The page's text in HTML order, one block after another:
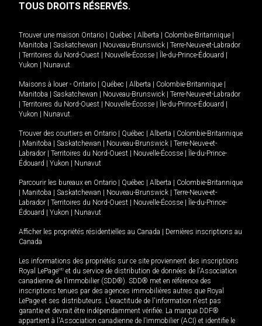
TOUS DROITS RÉSERVÉS.
Trouver une maison Ontario Québec Alberta Colombie-Britannique
Manitoba
Saskatchewan Nouveau-Brunswick
Terre-Neuve-et-Labrador
Territoires du Nord-Ouest Nouvelle-Écosse Île-du-Prince-Édouard
Yukon
Nunavut.
Maisons à louer - Ontario Québec Alberta Colombie-Britannique
Manitoba
Saskatchewan Nouveau-Brunswick
Terre-Neuve-et-Labrador
Territoires du Nord-Ouest Nouvelle-Écosse Île-du-Prince-Édouard
Yukon
Nunavut.
Trouver des courtiers en Ontario Québec Alberta
Colombie-Britannique
Manitoba Saskatchewan Nouveau-Brunswick
Terre-Neuve-et-
Labrador
Territoires du Nord-Ouest Nouvelle-Écosse
Île-du-Prince-
Édouard
Yukon Nunavut
Parcourir les bureaux en Ontario Québec Alberta
Colombie-Britannique
Manitoba Saskatchewan Nouveau-Brunswick
Terre-Neuve-et-
Labrador
Territoires du Nord-Ouest Nouvelle-Écosse
Île-du-Prince-
Édouard
Yukon Nunavut
Afficher les propriétés résidentielles au Canada
Dernières inscriptions au
Canada
Les informations des propriétés sur ce site proviennent des inscriptions
Royal LePageMD et du service de distribution de données de l'Association
canadienne de l’immobilier (SDD®). SDD® met en référence des
inscriptions tenues par des agences immobilières autres que Royal
LePage et ses distributeurs. L'exactitude de l'information n'est pas
garantie et devrait être indépendamment vérifiée. La marque DDF®
appartient à l'Association canadienne de l’immobilier (ACI) et identifie le